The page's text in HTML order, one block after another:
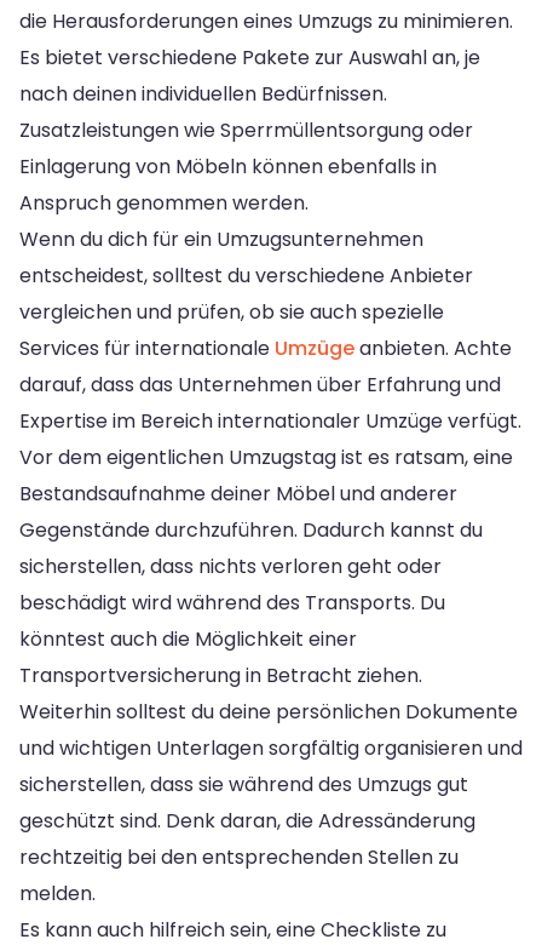
die Herausforderungen eines Umzugs zu minimieren.
Es bietet verschiedene Pakete zur Auswahl an, je
nach deinen individuellen Bedürfnissen.
Zusatzleistungen wie Sperrmüllentsorgung oder
Einlagerung von Möbeln können ebenfalls in
Anspruch genommen werden.
Wenn du dich für ein Umzugsunternehmen
entscheidest, solltest du verschiedene Anbieter
vergleichen und prüfen, ob sie auch spezielle
Services für internationale Umzügeanbieten. Achte
darauf, dass das Unternehmen über Erfahrung und
Expertise im Bereich internationaler Umzüge verfügt.
Vor dem eigentlichen Umzugstag ist es ratsam, eine
Bestandsaufnahme deiner Möbel und anderer
Gegenstände durchzuführen. Dadurch kannst du
sicherstellen, dass nichts verloren geht oder
beschädigt wird während des Transports. Du
könntest auch die Möglichkeit einer
Transportversicherung in Betracht ziehen.
Weiterhin solltest du deine persönlichen Dokumente
und wichtigen Unterlagen sorgfältig organisieren und
sicherstellen, dass sie während des Umzugs gut
geschützt sind. Denk daran, die Adressänderung
rechtzeitig bei den entsprechenden Stellen zu
melden.
Es kann auch hilfreich sein, eine Checkliste zu